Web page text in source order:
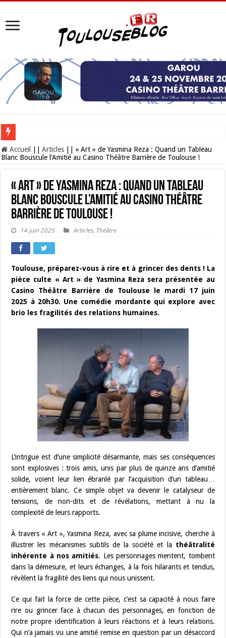
Les Nocturnes de la Cité de l’espace 2026 : l’événement incontournable de
Accueil Articles
« Art » de Yasmina Reza : Quand un Tableau
Blanc Bouscule l’Amitié au Casino Théâtre Barrière de Toulouse !
« Art » de Yasmina Reza : Quand un Tableau
Blanc Bouscule l’Amitié au Casino Théâtre
Barrière de Toulouse !
14 juin 2025 Articles, Théâtre
Toulouse, préparez-vous à rire et à grincer des dents ! La
pièce culte « Art » de Yasmina Reza sera présentée au
Casino Théâtre Barrière de Toulouse le mardi 17 juin
2025 à 20h30. Une comédie mordante qui explore avec
brio les fragilités des relations humaines.
L’intrigue est d’une simplicité désarmante, mais ses conséquences
sont explosives : trois amis, unis par plus de quinze ans d’amitié
solide, voient leur lien ébranlé par l’acquisition d’un tableau…
entièrement blanc. Ce simple objet va devenir le catalyseur de
tensions, de non-dits et de révélations, mettant à nu la
complexité de leurs rapports.
À travers « Art », Yasmina Reza, avec sa plume incisive, cherche à
illustrer les mécanismes subtils de la société et la théâtralité
inhérente à nos amitiés. Les personnages mentent, tombent
dans la démesure, et leurs échanges, à la fois hilarants et tendus,
révèlent la fragilité des liens qui nous unissent.
Ce qui fait la force de cette pièce, c’est sa capacité à nous faire
rire ou grincer face à chacun des personnages, en fonction de
notre propre identification à leurs réactions et à leurs relations.
Qui n’a jamais vu une amitié remise en question par un désaccord